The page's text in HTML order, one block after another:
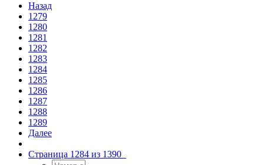
Назад
1279
1280
1281
1282
1283
1284
1285
1286
1287
1288
1289
Далее
Страница 1284 из 1390